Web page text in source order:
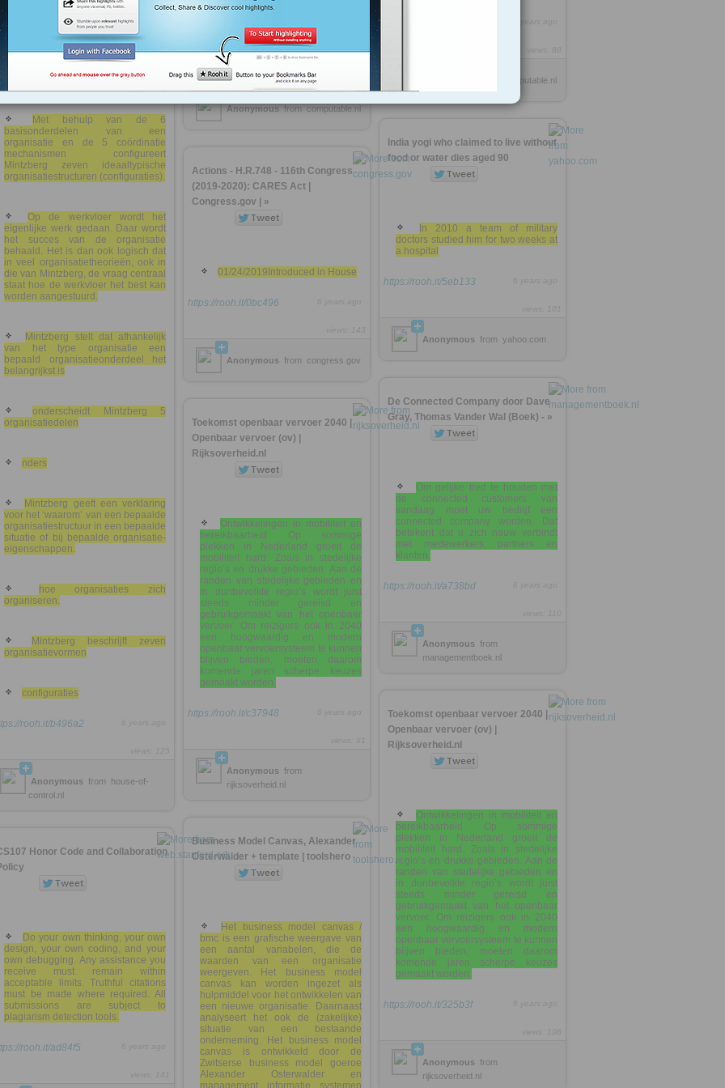
Mintzberg stelt dat er
9 ontwerpvariabelen zijn die de
organisatiestructuur van een
organisatie bepalen
adhocratie
Met behulp van de 6
basisonderdelen van een
organisatie en de 5 coördinatie
mechanismen configureert
Mintzberg zeven ideaaltypische
organisatiestructuren (configuraties).
Op de werkvloer wordt het
eigenlijke werk gedaan. Daar wordt
het succes van de organisatie
behaald. Het is dan ook logisch dat
in veel organisatietheorieën, ook in
die van Mintzberg, de vraag centraal
staat hoe de werkvloer het best kan
worden aangestuurd.
Mintzberg stelt dat afhankelijk
van het type organisatie een
bepaald organisatieonderdeel het
belangrijkst is
onderscheidt Mintzberg 5
organisatiedelen
nders
Mintzberg geeft een verklaring
voor het ‘waarom’ van een bepaalde
organisatiestructuur in een bepaalde
situatie of bij bepaalde organisatie-
eigenschappen.
hoe organisaties zich
organiseren.
Mintzberg beschrijft zeven
organisatievormen
configuraties
rooh.it/b496a2
Anonymous from
house-of-
control.nl
computable.nl
https://rooh.it/48c90b 6 years ago
Anonymous from computable.nl
India yogi who claimed to live without
food or water dies aged 90
In 2010 a team of military
doctors studied him for two weeks at
a hospital
https://rooh.it/5eb133
Anonymous from yahoo.com
Actions - H.R.748 - 116th Congress
(2019-2020): CARES Act |
Congress.gov | »
01/24/2019Introduced in House
https://rooh.it/0bc496
Anonymous from congress.gov
De Connected Company door Dave
Gray, Thomas Vander Wal (Boek) - »
Om gelijke tred te houden met
de connected customers van
vandaag moet uw bedrijf een
connected company worden. Dat
betekent dat u zich nauw verbindt
met medewerkers, partners en
klanten.
https://rooh.it/a738bd
Anonymous from
managementboek.nl
Toekomst openbaar vervoer 2040 |
Openbaar vervoer (ov) |
Rijksoverheid.nl
Ontwikkelingen in mobiliteit en
bereikbaarheid Op sommige
plekken in Nederland groeit de
mobiliteit hard. Zoals in stedelijke
regio’s en drukke gebieden. Aan de
randen van stedelijke gebieden en
in dunbevolkte regio’s wordt juist
steeds minder gereisd en
gebruikgemaakt van het openbaar
vervoer. Om reizigers ook in 2040
een hoogwaardig en modern
openbaar vervoersysteem te kunnen
blijven bieden, moeten daarom
komende jaren scherpe keuzes
gemaakt worden.
https://rooh.it/c37948
Anonymous from
rijksoverheid.nl
Toekomst openbaar vervoer 2040 |
Openbaar vervoer (ov) |
Rijksoverheid.nl
Ontwikkelingen in mobiliteit en
bereikbaarheid Op sommige
plekken in Nederland groeit de
mobiliteit hard. Zoals in stedelijke
regio’s en drukke gebieden. Aan de
randen van stedelijke gebieden en
in dunbevolkte regio’s wordt juist
steeds minder gereisd en
gebruikgemaakt van het openbaar
vervoer. Om reizigers ook in 2040
een hoogwaardig en modern
openbaar vervoersysteem te kunnen
blijven bieden, moeten daarom
komende jaren scherpe keuzes
gemaakt worden.
https://rooh.it/325b3f
Anonymous from
rijksoverheid.nl
Business Model Canvas, Alexander
Osterwalder + template | toolshero
Het business model canvas /
bmc is een grafische weergave van
een aantal variabelen, die de
waarden van een organisatie
weergeven. Het business model
canvas kan worden ingezet als
hulpmiddel voor het ontwikkelen van
een nieuwe organisatie. Daarnaast
analyseert het ook de (zakelijke)
situatie van een bestaande
onderneming. Het business model
canvas is ontwikkeld door de
Zwitserse business model goeroe
Alexander Osterwalder en
management informatie systemen
Honor Code and Collaboration
Do your own thinking, your own
design, your own coding, and your
own debugging. Any assistance you
receive must remain within
acceptable limits. Truthful citations
must be made where required. All
submissions are subject to
plagiarism detection tools.
rooh.it/ad84f5